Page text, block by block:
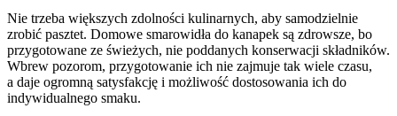
Nie trzeba większych zdolności kulinarnych, aby samodzielnie
zrobić pasztet. Domowe smarowidła do kanapek są zdrowsze, bo
przygotowane ze świeżych, nie poddanych konserwacji składników.
Wbrew pozorom, przygotowanie ich nie zajmuje tak wiele czasu,
a daje ogromną satysfakcję i możliwość dostosowania ich do
indywidualnego smaku.